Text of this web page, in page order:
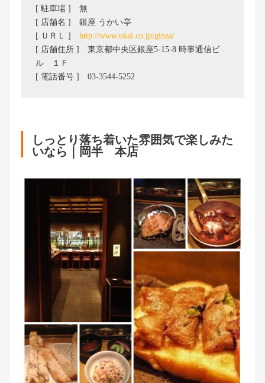
[ 駐車場 ] 無
[ 店舗名 ] 銀座 うかい亭
[ ＵＲＬ ] http://www.ukai.co.jp/ginza/
[ 店舗住所 ] 東京都中央区銀座5-15-8 時事通信ビ
ル １Ｆ
[ 電話番号 ] 03-3544-5252
しっとり落ち着いた雰囲気で楽しみた
いなら｜岡半 本店